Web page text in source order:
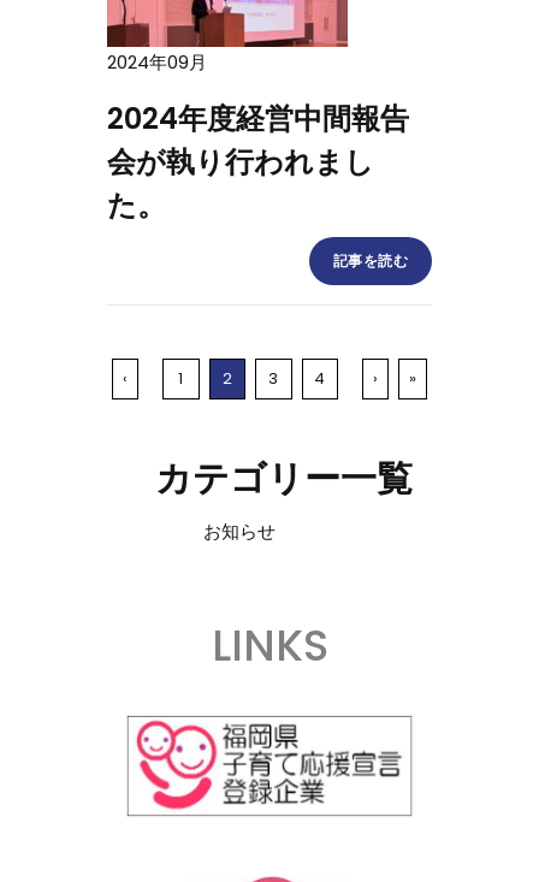
2024年09月
2024年度経営中間報告
会が執り行われまし
た。
記事を読む
‹ 1 2 3 4 › »
カテゴリー一覧
お知らせ
LINKS